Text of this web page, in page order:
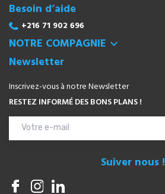
Besoin d’aide
+216 71 902 696
NOTRE COMPAGNIE 
Newsletter
Inscrivez-vous à notre Newsletter
RESTEZ INFORMÉ DES BONS PLANS !
Suiver nous !